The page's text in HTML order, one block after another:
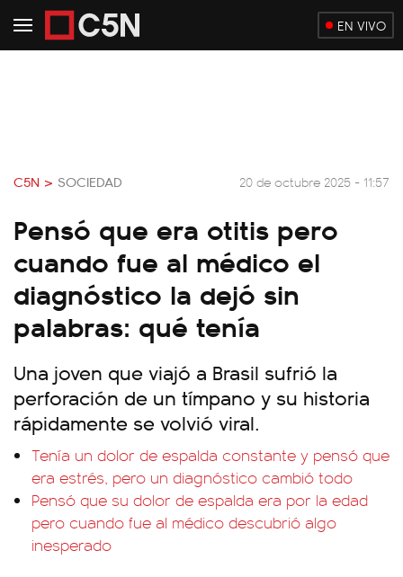
EN VIVO
C5N > SOCIEDAD 20 de octubre 2025 - 11:57
Pensó que era otitis pero
cuando fue al médico el
diagnóstico la dejó sin
palabras: qué tenía
Una joven que viajó a Brasil sufrió la
perforación de un tímpano y su historia
rápidamente se volvió viral.
Tenía un dolor de espalda constante y pensó que
era estrés, pero un diagnóstico cambió todo
Pensó que su dolor de espalda era por la edad
pero cuando fue al médico descubrió algo
inesperado